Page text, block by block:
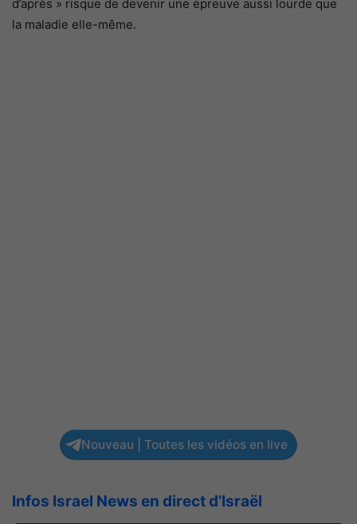
d’après » risque de devenir une épreuve aussi lourde que
la maladie elle-même.
Nouveau | Toutes les vidéos en live
Infos Israel News en direct d’Israël